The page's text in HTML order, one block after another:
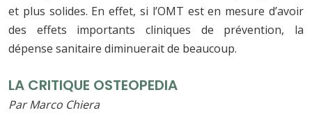
et plus solides. En effet, si l’OMT est en mesure d’avoir
des effets importants cliniques de prévention, la
dépense sanitaire diminuerait de beaucoup.
LA CRITIQUE OSTEOPEDIA
Par Marco Chiera